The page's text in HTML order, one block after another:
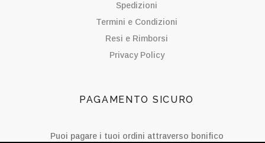
Spedizioni
Termini e Condizioni
Resi e Rimborsi
Privacy Policy
PAGAMENTO SICURO
Puoi pagare i tuoi ordini attraverso bonifico